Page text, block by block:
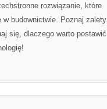
ROZWIĄZANIE
DLA
BUDOWNICTWA
rozwiązanie, które
w budownictwie. Poznaj zalety
się, dlaczego warto postawić